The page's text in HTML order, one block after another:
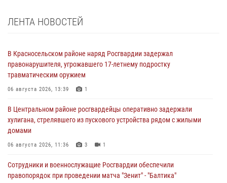
ЛЕНТА НОВОСТЕЙ
В Красносельском районе наряд Росгвардии задержал
правонарушителя, угрожавшего 17-летнему подростку
травматическим оружием
06 августа 2026, 13:39 1
В Центральном районе росгвардейцы оперативно задержали
хулигана, стрелявшего из пускового устройства рядом с жилыми
домами
06 августа 2026, 11:36 3 1
Сотрудники и военнослужащие Росгвардии обеспечили
правопорядок при проведении матча "Зенит" - "Балтика"